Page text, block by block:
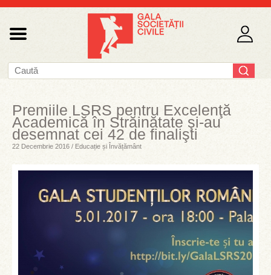
Premiile LSRS pentru Excelenţă
Academică în Străinătate şi-au
desemnat cei 42 de finalişti
22 Decembrie 2016 / Educație și Învățământ